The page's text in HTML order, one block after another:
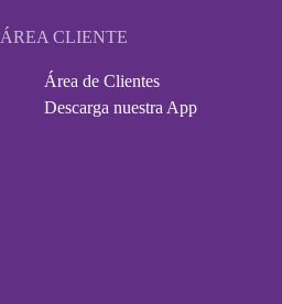
ÁREA CLIENTE
Área de Clientes
Descarga nuestra App